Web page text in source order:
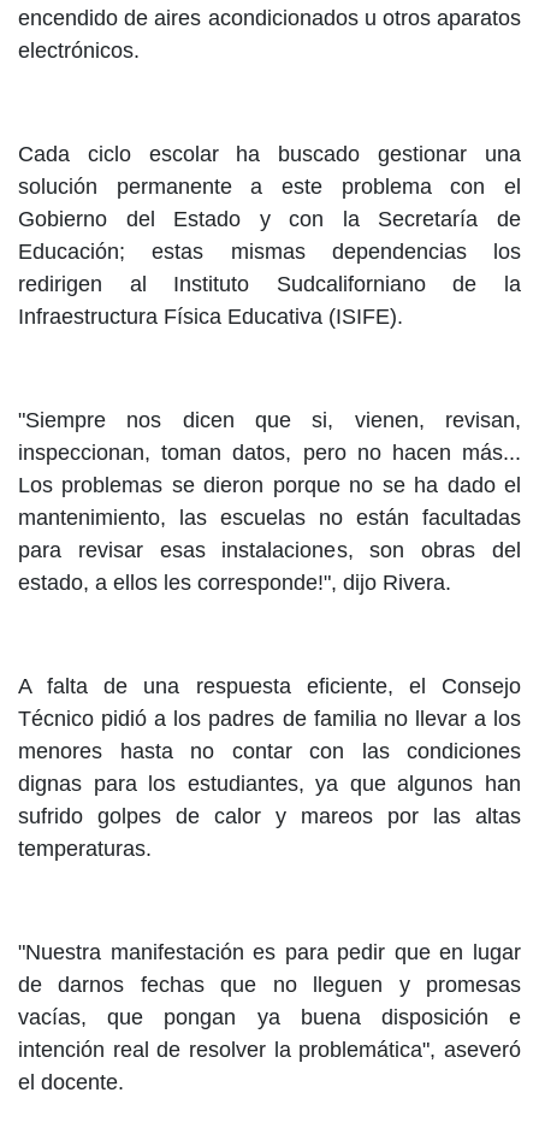
encendido de aires acondicionados u otros aparatos
electrónicos.
Cada ciclo escolar ha buscado gestionar una
solución permanente a este problema con el
Gobierno del Estado y con la Secretaría de
Educación; estas mismas dependencias los
redirigen al Instituto Sudcaliforniano de la
Infraestructura Física Educativa (ISIFE).
"Siempre nos dicen que si, vienen, revisan,
inspeccionan, toman datos, pero no hacen más...
Los problemas se dieron porque no se ha dado el
mantenimiento, las escuelas no están facultadas
para revisar esas instalaciones, son obras del
estado, a ellos les corresponde!", dijo Rivera.
A falta de una respuesta eficiente, el Consejo
Técnico pidió a los padres de familia no llevar a los
menores hasta no contar con las condiciones
dignas para los estudiantes, ya que algunos han
sufrido golpes de calor y mareos por las altas
temperaturas.
"Nuestra manifestación es para pedir que en lugar
de darnos fechas que no lleguen y promesas
vacías, que pongan ya buena disposición e
intención real de resolver la problemática", aseveró
el docente.